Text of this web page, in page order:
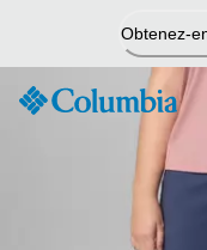
contenu
Obtenez-